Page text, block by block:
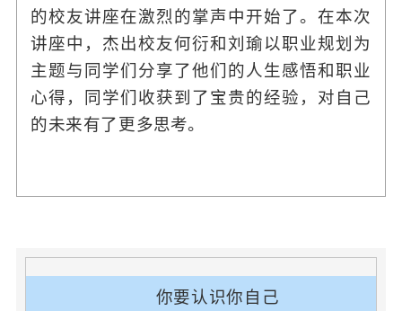
的校友讲座在激烈的掌声中开始了。在本次
讲座中，杰出校友何衍和刘瑜以职业规划为
主题与同学们分享了他们的人生感悟和职业
心得，同学们收获到了宝贵的经验，对自己
的未来有了更多思考。
你要认识你自己